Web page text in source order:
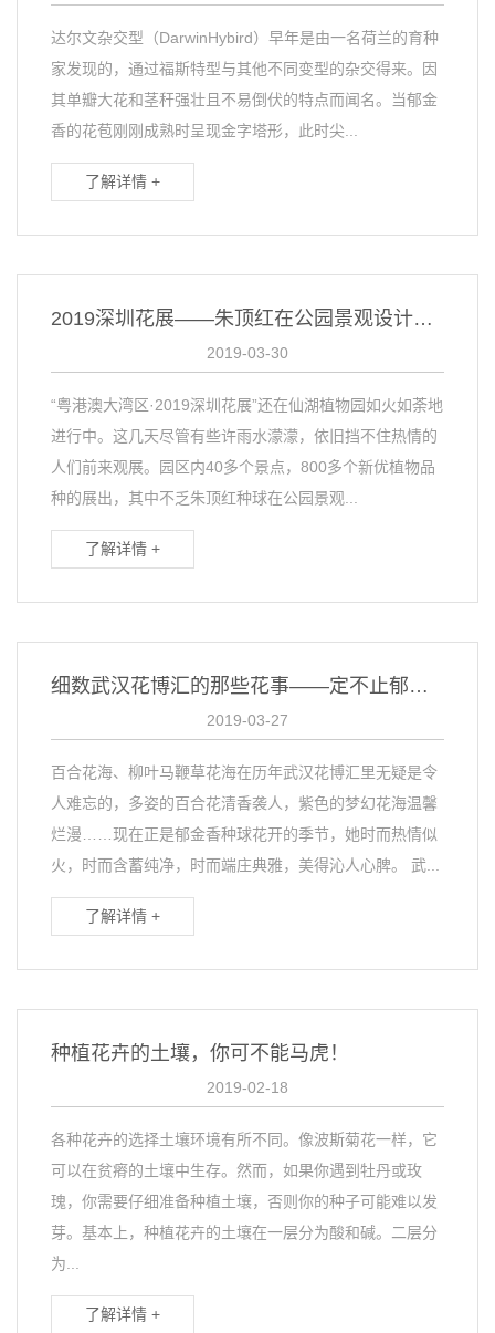
达尔文杂交型（DarwinHybird）早年是由一名荷兰的育种
家发现的，通过福斯特型与其他不同变型的杂交得来。因
其单瓣大花和茎秆强壮且不易倒伏的特点而闻名。当郁金
香的花苞刚刚成熟时呈现金字塔形，此时尖...
了解详情 +
2019深圳花展——朱顶红在公园景观设计中的应用
2019-03-30
“粤港澳大湾区·2019深圳花展”还在仙湖植物园如火如荼地
进行中。这几天尽管有些许雨水濛濛，依旧挡不住热情的
人们前来观展。园区内40多个景点，800多个新优植物品
种的展出，其中不乏朱顶红种球在公园景观...
了解详情 +
细数武汉花博汇的那些花事——定不止郁金香种球花开成海
2019-03-27
百合花海、柳叶马鞭草花海在历年武汉花博汇里无疑是令
人难忘的，多姿的百合花清香袭人，紫色的梦幻花海温馨
烂漫……现在正是郁金香种球花开的季节，她时而热情似
火，时而含蓄纯净，时而端庄典雅，美得沁人心脾。 武...
了解详情 +
种植花卉的土壤，你可不能马虎！
2019-02-18
各种花卉的选择土壤环境有所不同。像波斯菊花一样，它
可以在贫瘠的土壤中生存。然而，如果你遇到牡丹或玫
瑰，你需要仔细准备种植土壤，否则你的种子可能难以发
芽。基本上，种植花卉的土壤在一层分为酸和碱。二层分
为...
了解详情 +